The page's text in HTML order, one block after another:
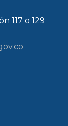
117 o 129